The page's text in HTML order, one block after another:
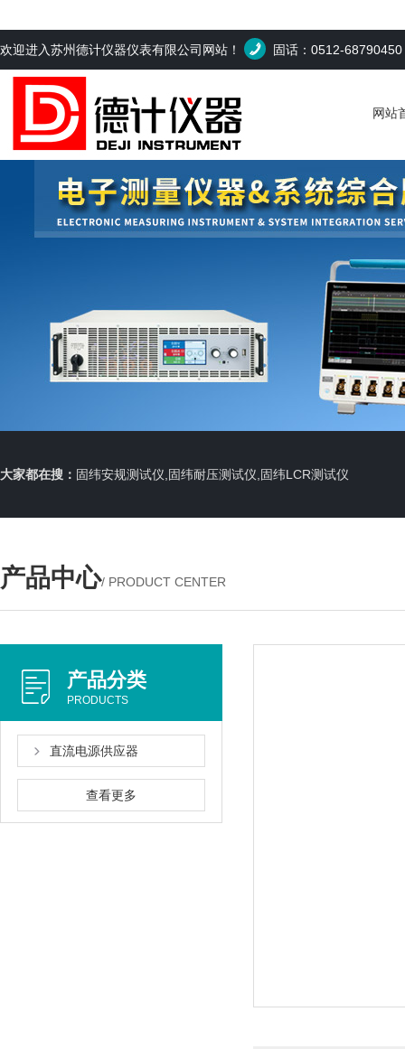
欢迎进入苏州德计仪器仪表有限公司网站！ 固话：0512-68790450
网站
大家都在搜： 固纬安规测试仪,固纬耐压测试仪,固纬LCR测试仪
产品中心/ PRODUCT CENTER
产品分类
PRODUCTS
直流电源供应器
查看更多